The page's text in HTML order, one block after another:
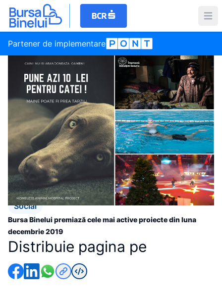
Partener de implementare
Social
Bursa Binelui premiază cele mai active proiecte din luna
decembrie 2019
Distribuie pagina pe